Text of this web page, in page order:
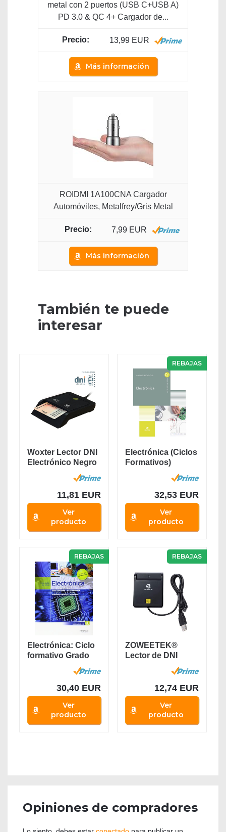
metal con 2 puertos (USB C+USB A)
PD 3.0 & QC 4+ Cargador de...
13,99 EUR
Más información
ROIDMI 1A100CNA Cargador
Automóviles, Metalfrey/Gris Metal
7,99 EUR
Más información
También te puede
interesar
Woxter Lector DNI
Electrónico Negro
11,81 EUR
Ver
producto
REBAJAS
Electrónica (Ciclos
Formativos)
32,53 EUR
Ver
producto
REBAJAS
Electrónica: Ciclo
formativo Grado
30,40 EUR
Ver
producto
REBAJAS
ZOWEETEK®
Lector de DNI
electrónico CAC...
12,74 EUR
Ver
producto
Opiniones de compradores